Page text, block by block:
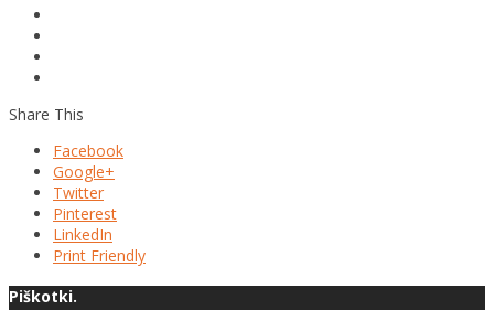
Share This
Facebook
Google+
Twitter
Pinterest
LinkedIn
Print Friendly
Piškotki.